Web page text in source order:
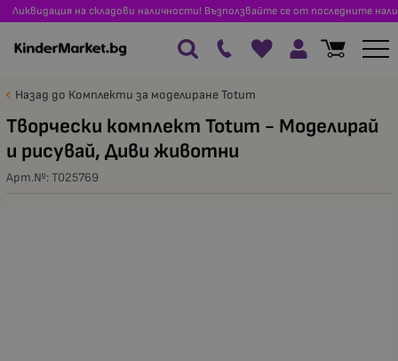
Ликвидация на складови наличности! Възползвайте се от последните
Назад до Комплекти за моделиране Totum
Творчески комплект Totum - Моделирай
и рисувай, Диви животни
Арт.№:T025769